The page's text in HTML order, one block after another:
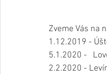
Zveme Vás na
1.12.2019 -
5.1.2020 -
2.2.2020 -